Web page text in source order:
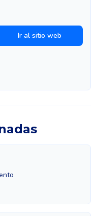
Ir al sitio web